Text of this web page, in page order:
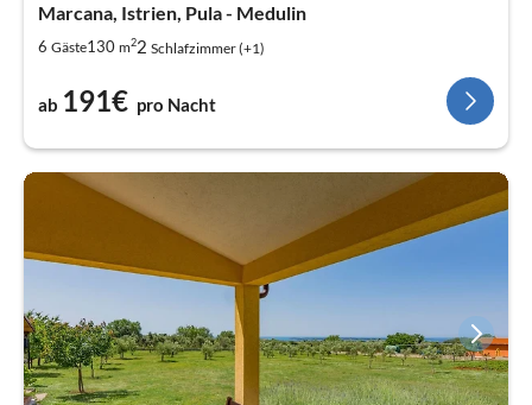
Marcana, Istrien, Pula - Medulin
6 Gäste130 m22 Schlafzimmer (+1)
ab 191€ pro Nacht